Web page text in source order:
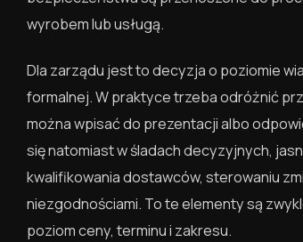
wyrobem lub usługą.
Dla zarządu jest to decyzja o poziomie
formalnej. W praktyce trzeba odróżnić
można wpisać do prezentacji albo
się natomiast w śladach decyzyjnych,
kwalifikowania dostawców, sterowaniu
niezgodnościami. To te elementy są
poziom ceny, terminu i zakresu.